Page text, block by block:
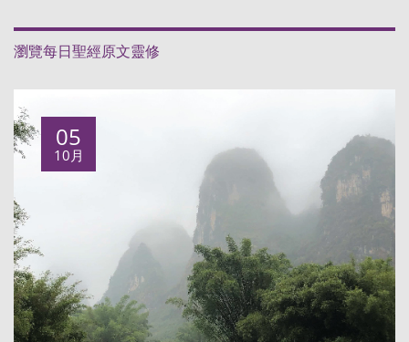
瀏覽每日聖經原文靈修
05
10月